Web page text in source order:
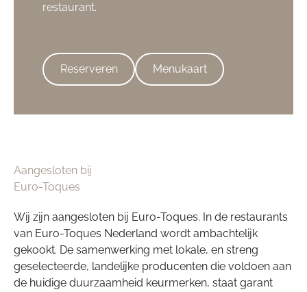
restaurant.
Reserveren Menukaart
Aangesloten bij
Euro-Toques
Wij zijn aangesloten bij Euro-Toques. In de restaurants
van Euro-Toques Nederland wordt ambachtelijk
gekookt. De samenwerking met lokale, en streng
geselecteerde, landelijke producenten die voldoen aan
de huidige duurzaamheid keurmerken, staat garant